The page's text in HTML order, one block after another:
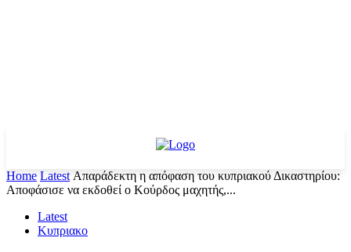
Home Latest Απαράδεκτη η απόφαση του κυπριακού Δικαστηρίου:
Αποφάσισε να εκδοθεί ο Κούρδος μαχητής,...
Latest
Κυπριακο